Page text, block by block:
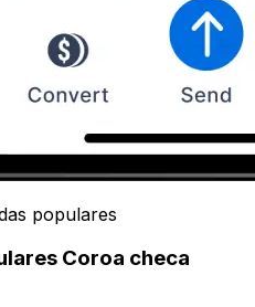
populares
Coroa checa